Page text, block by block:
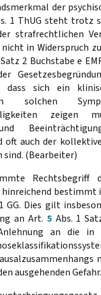
der
1 ThUG steht trotz
strafrechtlichen
in Widerspruch
2 Buchstabe e
dass sich ein
solchen
zeigen
oft auch der
sind. (Bearbeiter)
Rechtsbegriff
bestimmt
GG. Dies gilt
an Art. 5Abs. 1
an die in
ausgehenden